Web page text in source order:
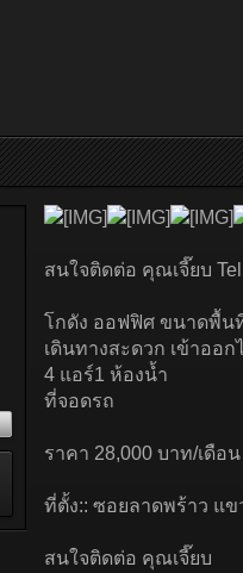
สนใจติดต่อ คุณเจี๊ยบ
โกดัง ออฟฟิศ ขนาดพื้น
เดินทางสะดวก เข้าออ
4 แอร์1 ห้องน้ำ
ที่จอดรถ
ราคา 28,000 บาท/เดือน
ที่ตั้ง:: ซอยลาดพร้าว แข
สนใจติดต่อ คุณเจี๊ยบ